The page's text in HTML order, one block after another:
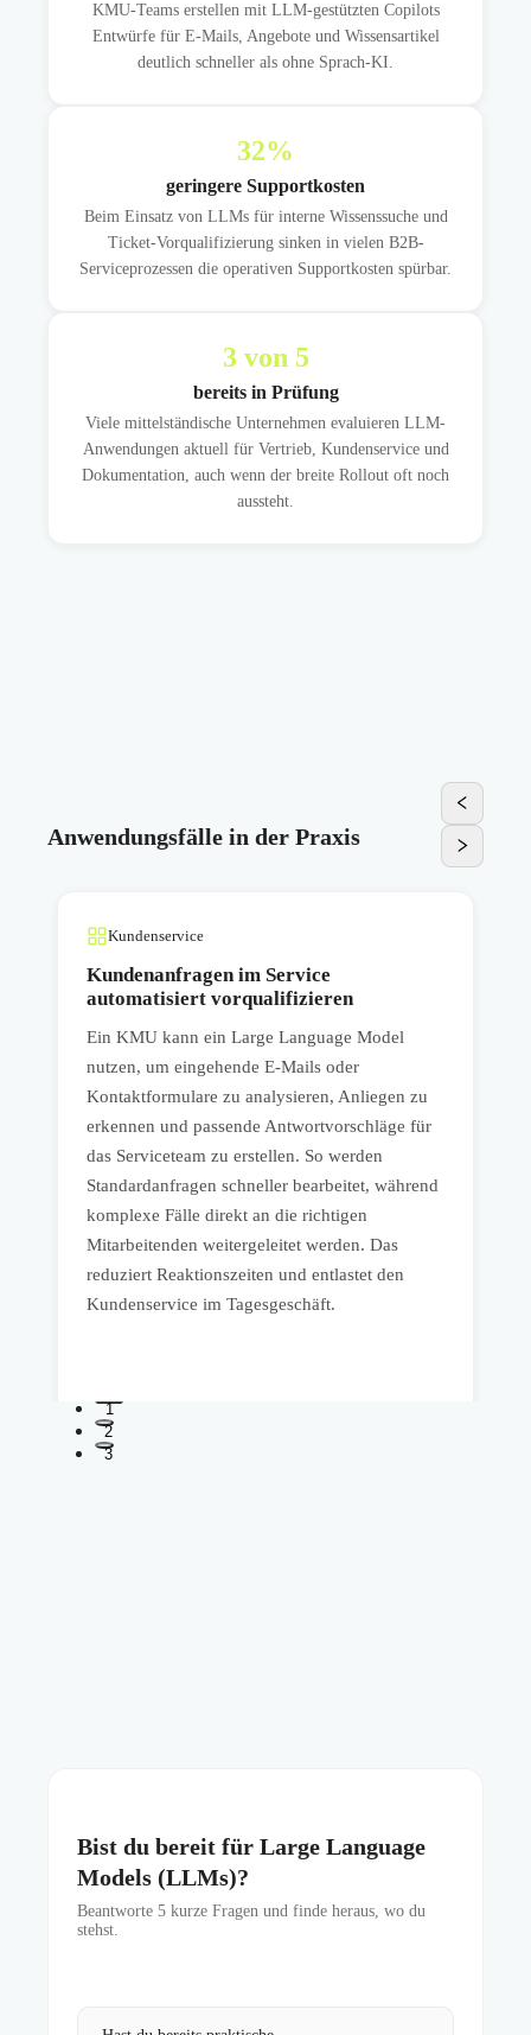
KMU-Teams erstellen mit LLM-gestützten Copilots
Entwürfe für E-Mails, Angebote und Wissensartikel
deutlich schneller als ohne Sprach-KI.
32%
geringere Supportkosten
Beim Einsatz von LLMs für interne Wissenssuche und
Ticket-Vorqualifizierung sinken in vielen B2B-
Serviceprozessen die operativen Supportkosten spürbar.
3von 5
bereits in Prüfung
Viele mittelständische Unternehmen evaluieren LLM-
Anwendungen aktuell für Vertrieb, Kundenservice und
Dokumentation, auch wenn der breite Rollout oft noch
aussteht.
Anwendungsfälle in der Praxis
Kundenservice
Kundenanfragen im Service
automatisiert vorqualifizieren
Ein KMU kann ein Large Language Model
nutzen, um eingehende E-Mails oder
Kontaktformulare zu analysieren, Anliegen zu
erkennen und passende Antwortvorschläge für
das Serviceteam zu erstellen. So werden
Standardanfragen schneller bearbeitet, während
komplexe Fälle direkt an die richtigen
Mitarbeitenden weitergeleitet werden. Das
reduziert Reaktionszeiten und entlastet den
Kundenservice im Tagesgeschäft.
1
2
3
Bist du bereit für Large Language
Models (LLMs)?
Beantworte 5 kurze Fragen und finde heraus, wo du
stehst.